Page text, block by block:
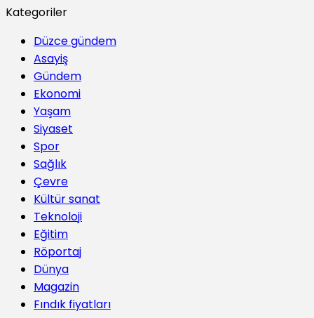
Kategoriler
Düzce gündem
Asayiş
Gündem
Ekonomi
Yaşam
Siyaset
Spor
Sağlık
Çevre
Kültür sanat
Teknoloji
Eğitim
Röportaj
Dünya
Magazin
Fındık fiyatları